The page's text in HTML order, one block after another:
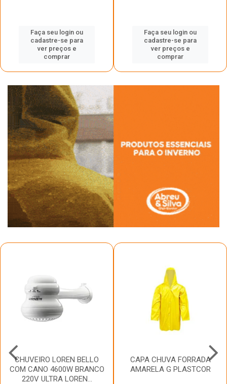
Faça seu login ou
cadastre-se para
ver preços e
comprar
Faça seu login ou
cadastre-se para
ver preços e
comprar
CHUVEIRO LOREN BELLO
COM CANO 4600W BRANCO
220V ULTRA LOREN...
CAPA CHUVA FORRADA
AMARELA G PLASTCOR